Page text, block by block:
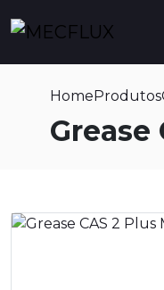
HomeProdutos
Grease